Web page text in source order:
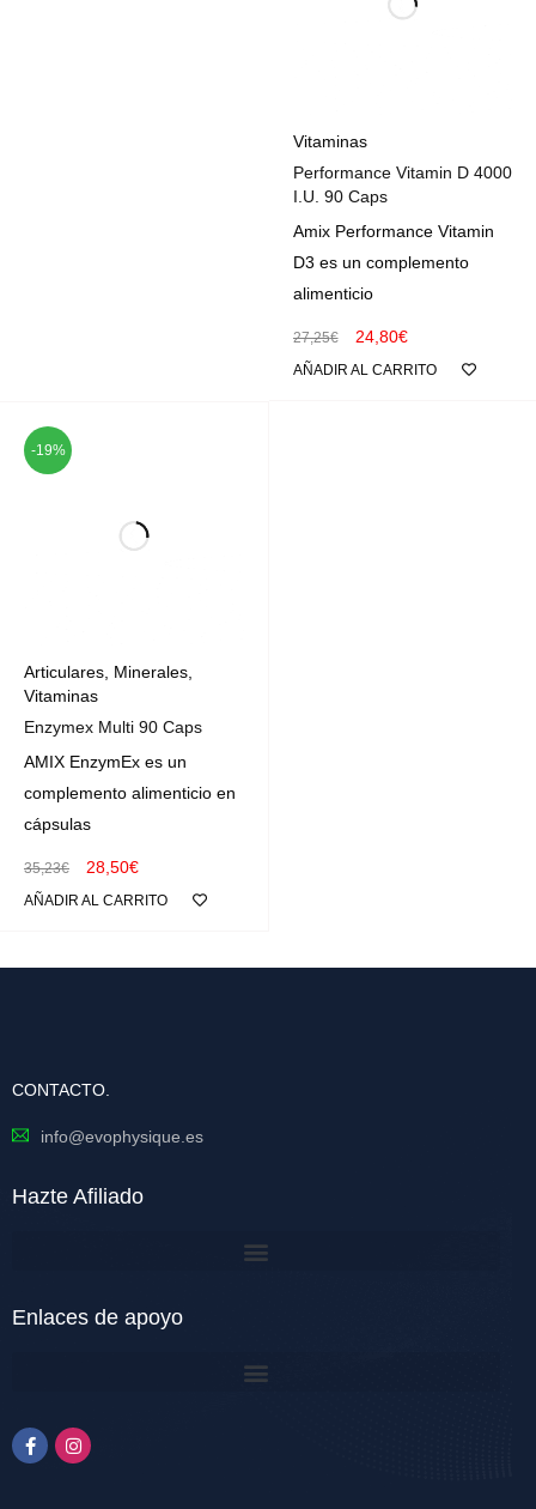
Vitaminas
Performance Vitamin D 4000
I.U. 90 Caps
Amix Performance Vitamin
D3 es un complemento
alimenticio
27,25€ 24,80€
AÑADIR AL CARRITO
-19%
Articulares, Minerales,
Vitaminas
Enzymex Multi 90 Caps
AMIX EnzymEx es un
complemento alimenticio en
cápsulas
35,23€ 28,50€
AÑADIR AL CARRITO
CONTACTO.
info@evophysique.es
Hazte Afiliado
Enlaces de apoyo